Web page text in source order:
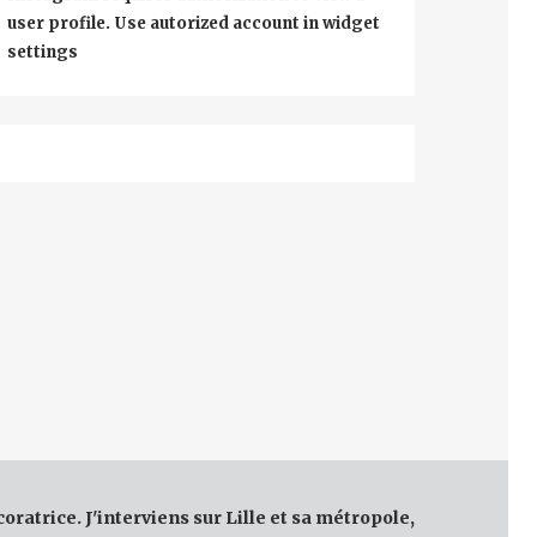
user profile. Use autorized account in widget
settings
J'interviens sur Lille et sa métropole,